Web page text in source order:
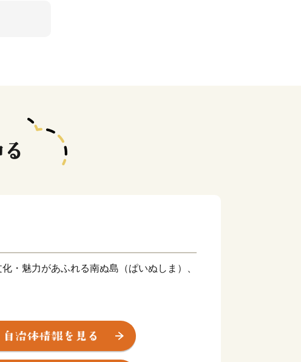
・魅力があふれる南ぬ島（ぱいぬしま）、
石垣島は、2018年トリップアドバイザーの
観光地」第1位に輝きました。観光スポット
アとしての魅力はもちろん、悠久の時を経て